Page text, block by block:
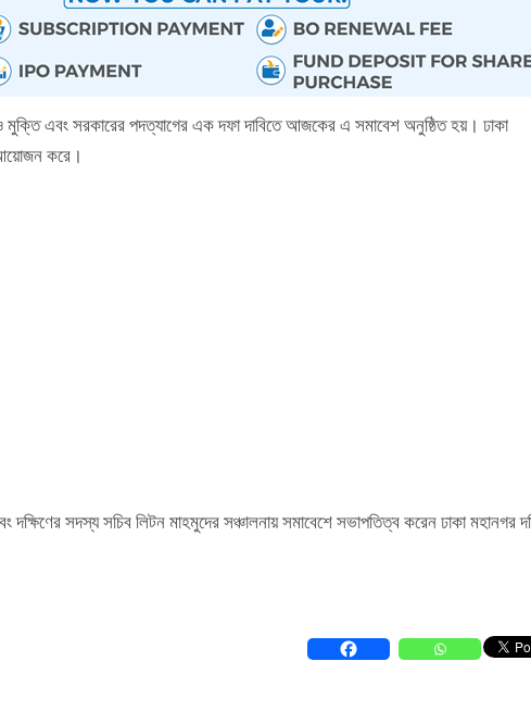
ও মুক্তি এবং সরকারের পদত্যাগের এক দফা দাবিতে আজকের এ সমাবেশ অনুষ্ঠিত হয়। ঢাকা
করে।
সদস্য সচিব লিটন মাহমুদের সঞ্চালনায় সমাবেশে সভাপতিত্ব করেন ঢাকা মহানগর